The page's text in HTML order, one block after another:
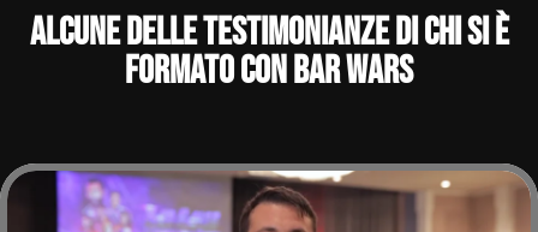
ALCUNE DELle testimonianze di chi si è
formato con Bar Wars